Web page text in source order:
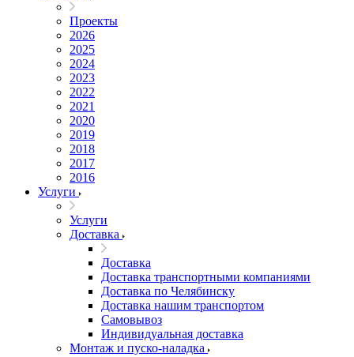
Проекты
2026
2025
2024
2023
2022
2021
2020
2019
2018
2017
2016
Услуги
Услуги
Доставка
Доставка
Доставка транспортными компаниями
Доставка по Челябинску
Доставка нашим транспортом
Самовывоз
Индивидуальная доставка
Монтаж и пуско-наладка